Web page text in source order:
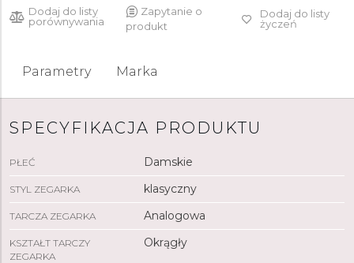
Dodaj do listy
porównywania
Zapytanie o
produkt
Dodaj do listy
życzeń
Parametry Marka
SPECYFIKACJA PRODUKTU
PŁEĆ Damskie
STYL ZEGARKA klasyczny
TARCZA ZEGARKA Analogowa
KSZTAŁT TARCZY
ZEGARKA
Okrągły